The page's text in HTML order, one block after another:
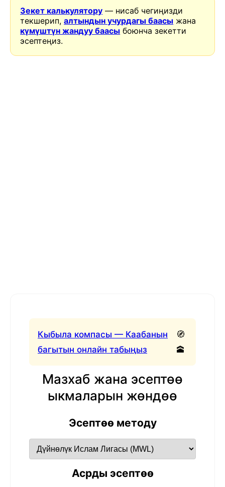
Зекет калькулятору — нисаб чегиңизди
текшерип,алтындын учурдагы баасы жана
күмүштүн жандуу баасы боюнча зекетти
эсептеңиз.
Кыбыла компасы — Каабанын
багытын онлайн табыңыз
🧭
🕋
Мазхаб жана эсептөө
ыкмаларын жөндөө
Эсептөө методу
Асрды эсептөө